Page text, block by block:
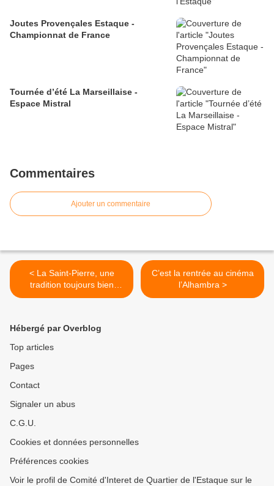
Joutes Provençales Estaque -
Championnat de France
Tournée d’été La Marseillaise -
Espace Mistral
Commentaires
Ajouter un commentaire
< La Saint-Pierre, une
tradition toujours bien
ancrée
C’est la rentrée au cinéma
l’Alhambra >
Hébergé par Overblog
Top articles
Pages
Contact
Signaler un abus
C.G.U.
Cookies et données personnelles
Préférences cookies
Voir le profil de Comité d'Interet de Quartier de l'Estaque sur le